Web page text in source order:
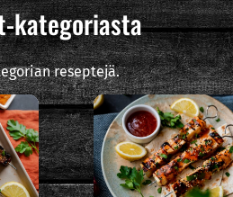
kategoriasta
reseptejä.